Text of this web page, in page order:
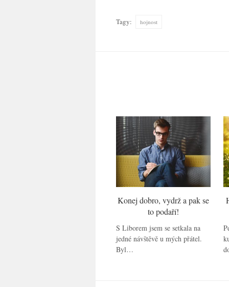
Tagy: hojnost
Konej dobro, vydrž a pak se
to podaří!
S Liborem jsem se setkala na
jedné návštěvě u mých přátel.
Byl…